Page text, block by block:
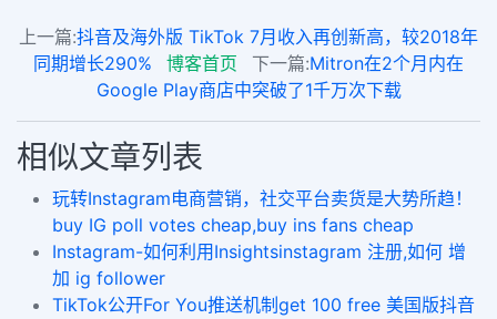
上一篇:抖音及海外版 TikTok 7月收入再创新高，较2018年
同期增长290%
博客首页 下一篇:Mitron在2个月内在
Google Play商店中突破了1千万次下载
相似文章列表
玩转Instagram电商营销，社交平台卖货是大势所趋！
buy IG poll votes cheap,buy ins fans cheap
Instagram-如何利用Insightsinstagram 注册,如何 增
加 ig follower
TikTok公开For You推送机制get 100 free 美国版抖音